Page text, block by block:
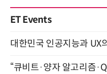
ET Events